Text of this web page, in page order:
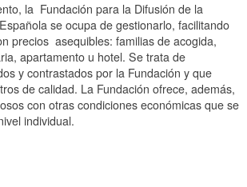
la Fundación para la Difusión de la
se ocupa de gestionarlo, facilitando
precios asequibles: familias de acogida,
apartamento u hotel. Se trata de
y contrastados por la Fundación y que
de calidad. La Fundación ofrece, además,
con otras condiciones económicas que se
individual.